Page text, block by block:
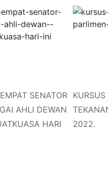
SENATOR
AHLI DEWAN
HARI
2022.